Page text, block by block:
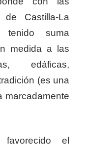
de Castilla-La
suma
medida a las
edáficas,
(es una
marcadamente
el